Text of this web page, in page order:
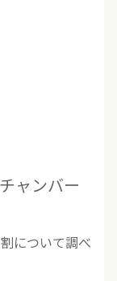
ャンバー
について調べ